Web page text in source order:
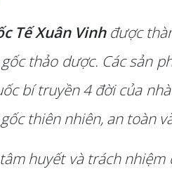
Tế Xuân Vinhđược
thảo dược. Các sản
bí truyền 4 đời của
thiên nhiên, an toàn
huyết và trách